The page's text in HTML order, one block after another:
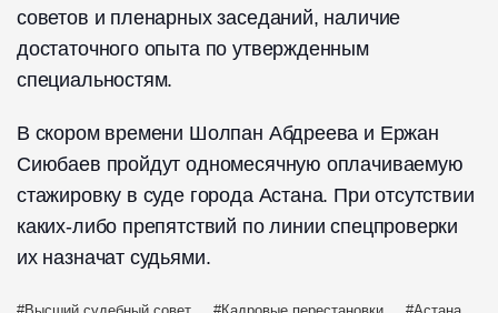
советов и пленарных заседаний, наличие
достаточного опыта по утвержденным
специальностям.
В скором времени Шолпан Абдреева и Ержан
Сиюбаев пройдут одномесячную оплачиваемую
стажировку в суде города Астана. При отсутствии
каких-либо препятствий по линии спецпроверки
их назначат судьями.